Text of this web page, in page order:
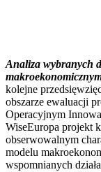
Analiza wybranych
kolejne
obszarze ewaluacji
Operacyjnym
WiseEuropa projekt
obserwowalnym
modelu
wspomnianych